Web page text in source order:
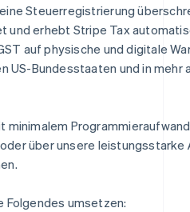
Steuerregistrierung
und erhebt Stripe Tax
auf physische und digitale
US-Bundesstaaten und in mehr
minimalem
über unsere leistungsstarke
Folgendes umsetzen: